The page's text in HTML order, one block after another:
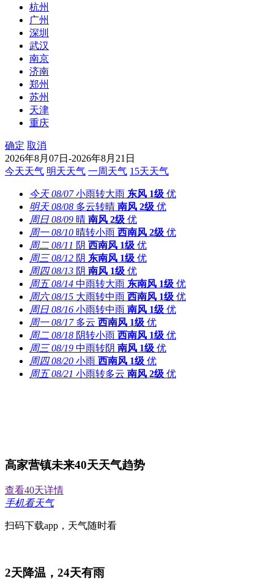
杭州
广州
深圳
武汉
南京
济南
郑州
苏州
天津
重庆
确定 取消
2026年8月07日-2026年8月21日
今天天气 明天天气 一周天气 15天天气
今天 08/07 小雨转大雨 东风 1级 优
明天 08/08 多云转晴 南风 2级 优
周日 08/09 晴 南风 2级 优
周一 08/10 晴转小雨 西南风 2级 优
周二 08/11 阴 西南风 1级 优
周三 08/12 阴 东南风 1级 优
周四 08/13 阴 南风 1级 优
周五 08/14 中雨转大雨 东南风 1级 优
周六 08/15 大雨转中雨 西南风 1级 优
周日 08/16 小雨转中雨 南风 1级 优
周一 08/17 多云 西南风 1级 优
周二 08/18 阴转小雨 西南风 1级 优
周三 08/19 中雨转阴 南风 1级 优
周四 08/20 小雨 西南风 1级 优
周五 08/21 小雨转多云 南风 2级 优
高家营镇未来40天天气趋势
查看40天详情
手机看天气
扫码下载app，天气随时看
2天降温， 24天有雨